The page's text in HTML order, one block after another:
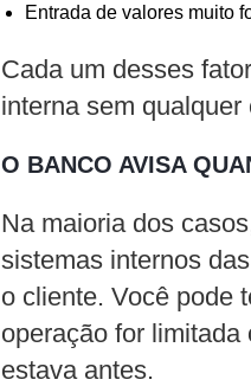
Entrada de valores muito
Cada um desses
interna sem qualquer
O BANCO AVISA
Na maioria dos
sistemas internos
o cliente. Você pode
operação for
estava antes.